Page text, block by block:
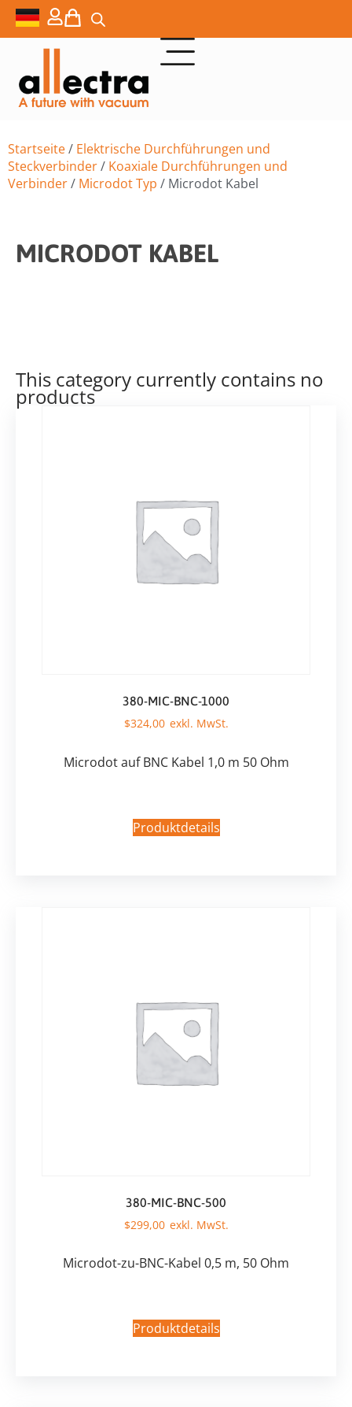
Startseite/ Elektrische Durchführungen und
Steckverbinder/ Koaxiale Durchführungen und
Verbinder/ Microdot Typ / Microdot Kabel
MICRODOT KABEL
This category currently contains no
products
380-MIC-BNC-1000
$324,00
Microdot auf BNC Kabel 1,0 m 50 Ohm
Produktdetails
380-MIC-BNC-500
$299,00
Microdot-zu-BNC-Kabel 0,5 m, 50 Ohm
Produktdetails